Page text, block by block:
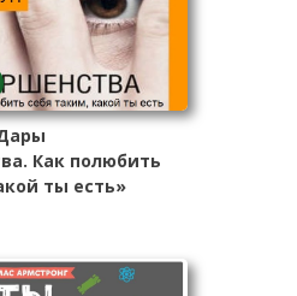
Как полюбить
ты есть»